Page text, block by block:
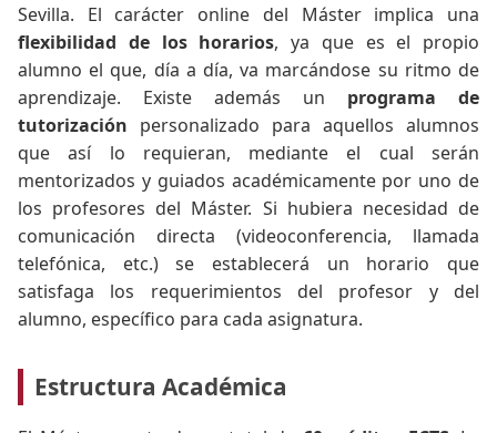
Sevilla. El carácter online del Máster implica una
flexibilidad de los horarios, ya que es el propio
alumno el que, día a día, va marcándose su ritmo de
aprendizaje. Existe además un programa de
tutorización personalizado para aquellos alumnos
que así lo requieran, mediante el cual serán
mentorizados y guiados académicamente por uno de
los profesores del Máster. Si hubiera necesidad de
comunicación directa (videoconferencia, llamada
telefónica, etc.) se establecerá un horario que
satisfaga los requerimientos del profesor y del
alumno, específico para cada asignatura.
Estructura Académica